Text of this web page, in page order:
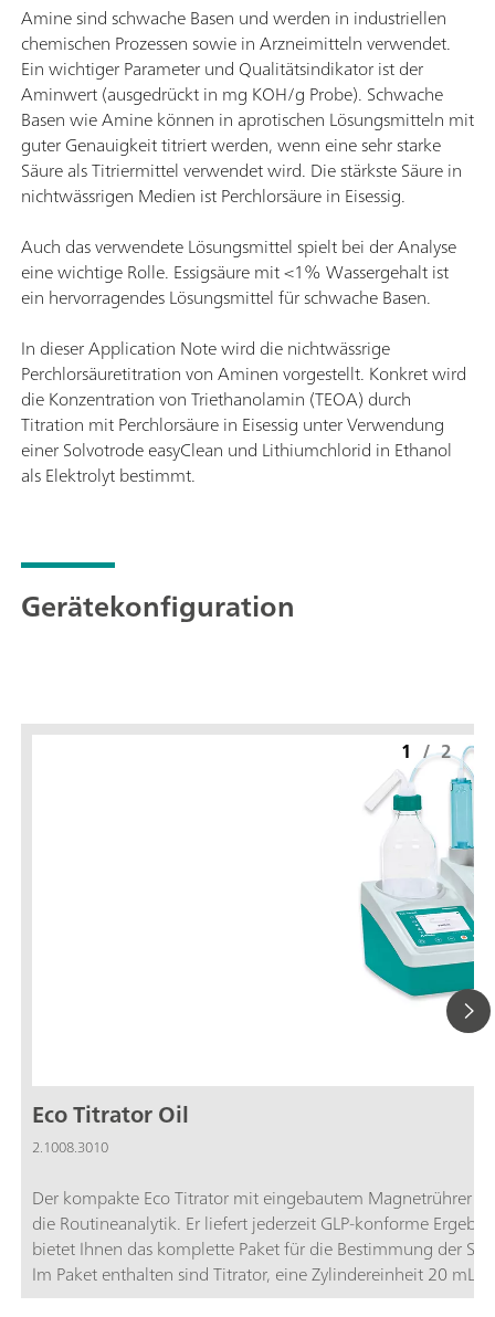
Amine sind schwache Basen und werden in industriellen
chemischen Prozessen sowie in Arzneimitteln verwendet.
Ein wichtiger Parameter und Qualitätsindikator ist der
Aminwert (ausgedrückt in mg KOH/g Probe). Schwache
Basen wie Amine können in aprotischen Lösungsmitteln mit
guter Genauigkeit titriert werden, wenn eine sehr starke
Säure als Titriermittel verwendet wird. Die stärkste Säure in
nichtwässrigen Medien ist Perchlorsäure in Eisessig.
Auch das verwendete Lösungsmittel spielt bei der Analyse
eine wichtige Rolle. Essigsäure mit <1% Wassergehalt ist
ein hervorragendes Lösungsmittel für schwache Basen.
In dieser Application Note wird die nichtwässrige
Perchlorsäuretitration von Aminen vorgestellt. Konkret wird
die Konzentration von Triethanolamin (TEOA) durch
Titration mit Perchlorsäure in Eisessig unter Verwendung
einer Solvotrode easyClean und Lithiumchlorid in Ethanol
als Elektrolyt bestimmt.
Gerätekonfiguration
Eco Titrator Oil
2.1008.3010
Der kompakte Eco Titrator mit eingebautem Magnetrührer
die Routineanalytik. Er liefert jederzeit GLP-konforme
bietet Ihnen das komplette Paket für die Bestimmung der
Im Paket enthalten sind Titrator, eine Zylindereinheit 20 mL
pH-Elektrode speziell entwickelt für die nichtwässrige Säure/
1 / 2